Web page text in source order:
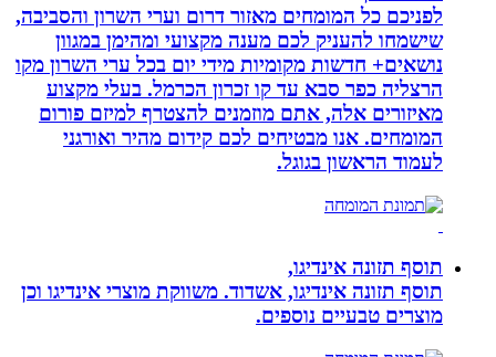
לפניכם כל המומחים מאזור דרום וערי השרון והסביבה,
שישמחו להעניק לכם מענה מקצועי ומהימן במגוון
נושאים+ חדשות מקומיות מידי יום בכל ערי השרון מקו
הרצליה כפר סבא עד קו זכרון הכרמל. בעלי מקצוע
מאיזורים אלה, אתם מוזמנים להצטרף למיזם פורום
המומחים. אנו מבטיחים לכם קידום מהיר ואורגני
לעמוד הראשון בגוגל.
תוסף תזונה אינדיגו,
תוסף תזונה אינדיגו, אשדוד. משווקת מוצרי אינדיגו וכן
מוצרים טבעיים נוספים.